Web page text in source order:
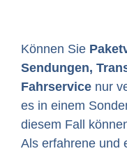
Können Sie
Sendungen,
Fahrservice nur
es in einem
diesem Fall
Als erfahrene und